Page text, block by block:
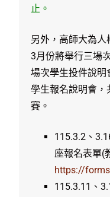
止。
另外，高師大為人
3月份將舉行三場
場次學生投件說明
學生報名說明會，
賽。
115.3.2、
座報名表單(
https://
115.3.11、